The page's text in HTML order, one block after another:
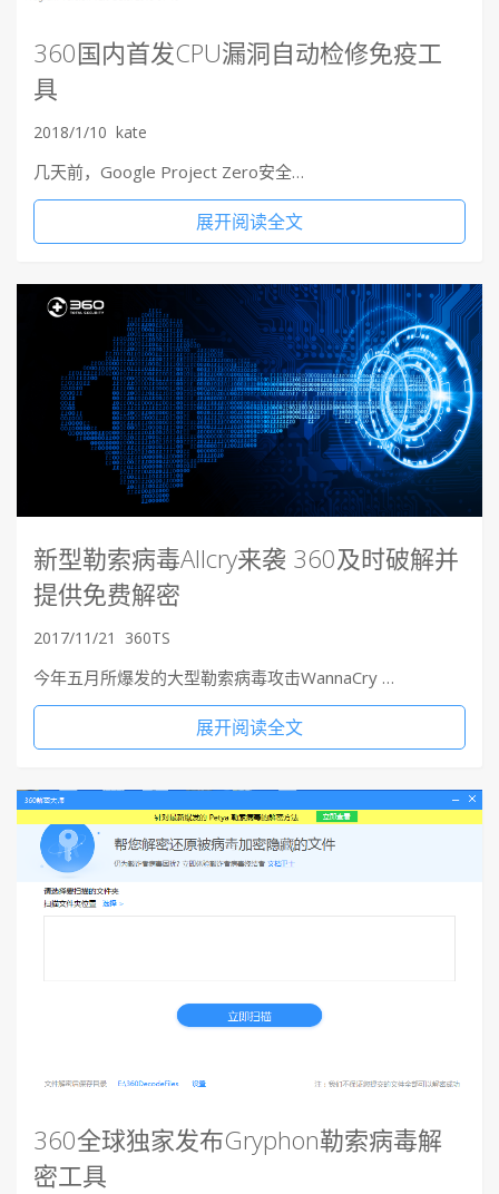
360国内首发CPU漏洞自动检修免疫工
具
2018/1/10 kate
几天前，Google Project Zero安全…
展开阅读全文
新型勒索病毒Allcry来袭 360及时破解并
提供免费解密
2017/11/21 360TS
今年五月所爆发的大型勒索病毒攻击WannaCry …
展开阅读全文
360全球独家发布Gryphon勒索病毒解
密工具